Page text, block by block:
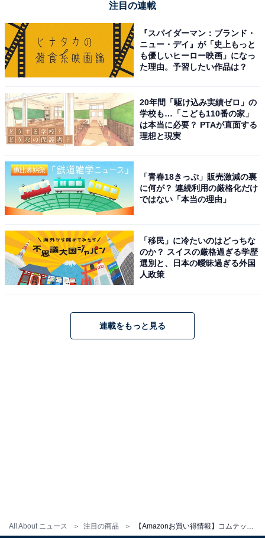
All About ニュース 注目の商品
【今日チェックしたい】コムテックの人気商品5選
コムテック「ZDR018」
コムテック ドライブレコーダー ZDR018 前後2カメラ コ
ンパクト 前後200万画素 Full HD GPS搭載
32GBmicroSDカード付属 後続車両接近お知らせ機能搭載
駐車監視機能 高速起動 3年保証
注目の連載
『スパイダーマン：ブランド・
ニュー・デイ』が「史上もっと
も優しいヒーロー映画」になっ
た理由。予習したい作品は？
20年間「駆け込み実績ゼロ」の
学校も…「こども110番の家」
は本当に必要？ PTAが直面する
理想と現実
「青春18きっぷ」販売激減の裏
に何が？ 連続利用の厳格化だけ
ではない「本当の理由」
「移民」に冷たいのはどっちな
のか？ スイスの厳格過ぎる学歴
選別と、日本の曖昧過ぎる外国
人政策
連載をもっと見る